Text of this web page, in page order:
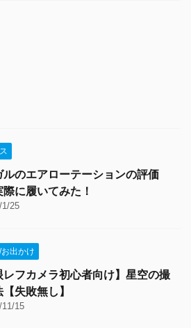
ルのエアローテーションの評価
際に履いてみた！
1/25
出かけ
レフカメラ初心者向け】星空の撮
失敗無し】
11/15